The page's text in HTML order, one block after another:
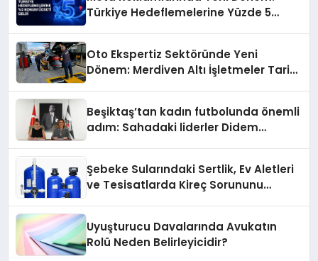
Türkiye Hedeflemelerine Yüzde 5
Oto Ekspertiz Sektöründe Yeni
Dönem: Merdiven Altı İşletmeler Tarih
Beşiktaş’tan kadın futbolunda önemli
adım: Sahadaki liderler Didem
Şebeke Sularındaki Sertlik, Ev Aletleri
ve Tesisatlarda Kireç Sorununu
Uyuşturucu Davalarında Avukatın
Rolü Neden Belirleyicidir?